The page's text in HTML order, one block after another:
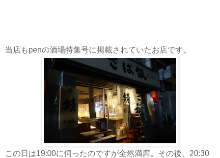
当店もpenの酒場特集号に掲載されていたお店です。
この日は19:00に伺ったのですが全然満席。その後、20:30